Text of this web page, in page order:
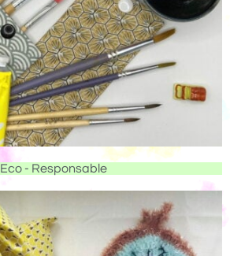
Eco - Responsable